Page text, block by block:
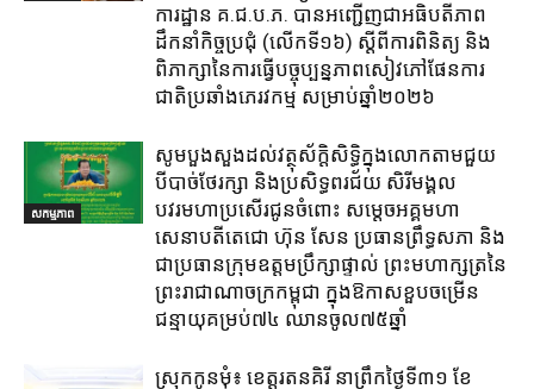
ការដ្ឋាន គ.ជ.ប.ភ. បានអញ្ជើញជាអធិបតីភាព
ដឹកនាំកិច្ចប្រជុំ (លេីកទី១៦) ស្តីពីការពិនិត្យ​ និង
ពិភាក្សានៃការធ្វេីបច្ចុប្បន្នភាពសៀវភៅផែនការ
ជាតិប្រឆាំងភេរវកម្ម​ សម្រាប់ឆ្នាំ២០២៦​
សកម្មភាព
សូមបួងសួងដល់វត្ថុស័ក្តិសិទ្ធិក្នុងលោកតាមជួយ
បីបាច់ថែរក្សា និងប្រសិទ្ធពរជ័យ សិរីមង្គល
បវរមហាប្រសើរជូនចំពោះ សម្តេចអគ្គមហា
សេនាបតីតេជោ ហ៊ុន សែន ប្រធានព្រឹទ្ធសភា និង
ជាប្រធានក្រុមឧត្តមប្រឹក្សាផ្ទាល់ ព្រះមហាក្សត្រនៃ
ព្រះរាជាណាចក្រកម្ពុជា ក្នុងឱកាសខួបចម្រើន
ជន្មាយុគម្រប់៧៤ ឈានចូល៧៥ឆ្នាំ
ស្រុក​កូនមុំ៖ ខេត្ត​រតនគិរី​ នាព្រឹកថ្ងៃទី៣១​ ខែ